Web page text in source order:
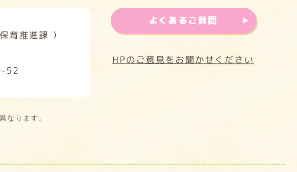
育推進課 ）
52
HPのご意見をお聞かせください
よくあるご質問
なります。